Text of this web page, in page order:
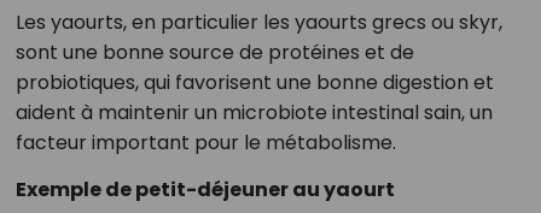
Les yaourts, en particulier les yaourts grecs ou skyr,
sont une bonne source de protéines et de
probiotiques, qui favorisent une bonne digestion et
aident à maintenir un microbiote intestinal sain, un
facteur important pour le métabolisme.
Exemple de petit-déjeuner au yaourt